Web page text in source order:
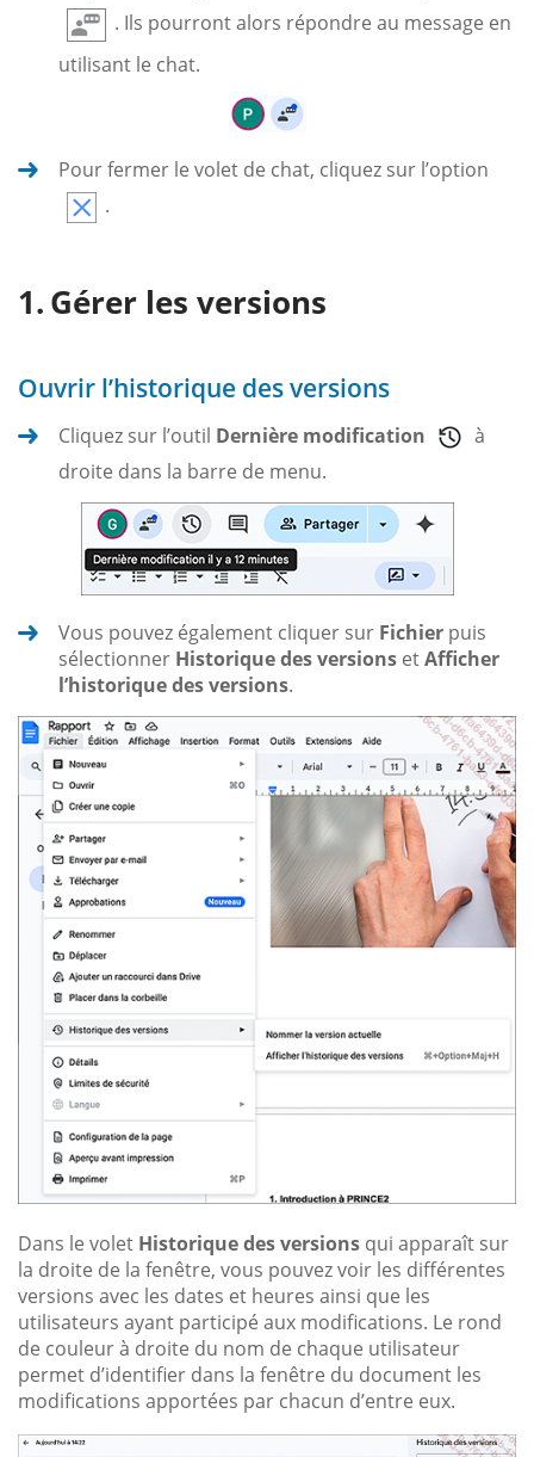
. Ils pourront alors répondre au message en
utilisant le chat.
Pour fermer le volet de chat, cliquez sur l’option
.
Gérer les versions
Ouvrir l’historique des versions
Cliquez sur l’outil Dernière modification
à
droite dans la barre de menu.
Vous pouvez également cliquer sur Fichier puis
sélectionner Historique des versions etAfficher
l’historique des versions.
Dans le volet Historique des versions qui apparaît sur
la droite de la fenêtre, vous pouvez voir les différentes
versions avec les dates et heures ainsi que les
utilisateurs ayant participé aux modifications. Le rond
de couleur à droite du nom de chaque utilisateur
permet d’identifier dans la fenêtre du document les
modifications apportées par chacun d’entre eux.